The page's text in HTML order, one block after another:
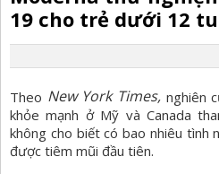
19 cho trẻ dưới 12
Theo New York Times,nghiên
khỏe mạnh ở Mỹ và Canada
không cho biết có bao nhiêu tình
được tiêm mũi đầu tiên.